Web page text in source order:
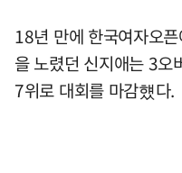
18년 만에 한국여자오
을 노렸던 신지애는 3
7위로 대회를 마감헀다.